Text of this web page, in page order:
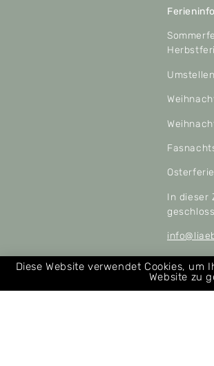
In dieser
Über uns
Diese Website verwendet Cookies,
Website zu